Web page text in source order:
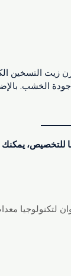
التسخين
جودة الخشب.
للتخصيص، يمكنك
لتكنولوجيا